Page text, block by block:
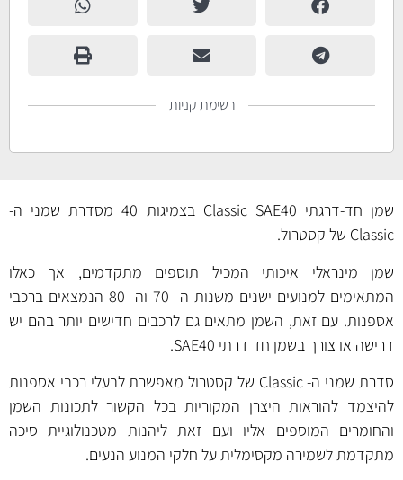
רשימת קניות
שמן חד-דרגתי Classic SAE40 בצמיגות 40 מסדרת שמני ה-
Classic של קסטרול.
שמן מינראלי איכותי המכיל תוספים מתקדמים, אך כאלו
המתאימים למנועים ישנים משנות ה- 70 וה- 80 הנמצאים ברכבי
אספנות. עם זאת, השמן מתאים גם לרכבים חדישים יותר בהם יש
דרישה או צורך בשמן חד דרתי SAE40.
סדרת שמני ה- Classic של קסטרול מאפשרת לבעלי רכבי אספנות
להיצמד להוראות היצרן המקוריות בכל הקשור לתכונות השמן
והחומרים המוספים אליו ועם זאת ליהנות מטכנולוגיית סיכה
מתקדמת לשמירה מקסימלית על חלקי המנוע הנעים.